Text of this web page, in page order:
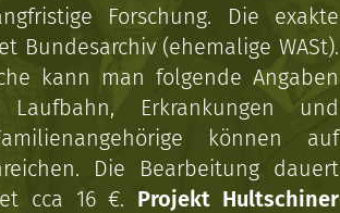
Forschung. Die exakte
Bundesarchiv (ehemalige WASt).
kann man folgende Angaben
Erkrankungen und
können auf
Die Bearbeitung dauert
cca 16 €. Projekt Hultschiner